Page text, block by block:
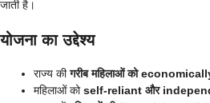
जाती है।
योजना का उद्देश्य
राज्य कीगरीब महिलाओं को
महिलाओं कोself-reliant और